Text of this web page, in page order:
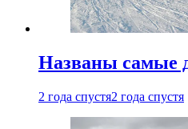
Названы самые
2 года спустя2 года спустя